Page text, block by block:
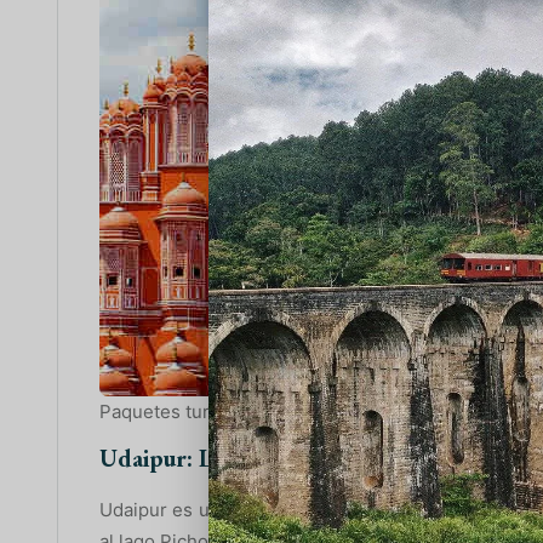
Paquetes turísticos más económicos de Rajasthan
Udaipur: La ciudad de los lagos
Udaipur es una joya del sur de Rajasthan. Con sus